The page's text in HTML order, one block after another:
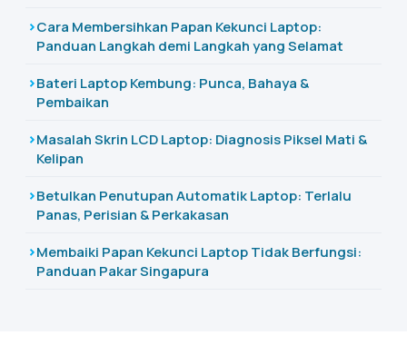
Cara Membersihkan Papan Kekunci Laptop:
Panduan Langkah demi Langkah yang Selamat
Bateri Laptop Kembung: Punca, Bahaya &
Pembaikan
Masalah Skrin LCD Laptop: Diagnosis Piksel Mati &
Kelipan
Betulkan Penutupan Automatik Laptop: Terlalu
Panas, Perisian & Perkakasan
Membaiki Papan Kekunci Laptop Tidak Berfungsi:
Panduan Pakar Singapura